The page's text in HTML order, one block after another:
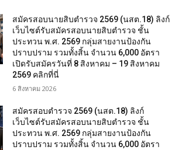
สมัครสอบนายสิบตำรวจ 2569 (นสต.18) ลิงก์
เว็บไซต์รับสมัครสอบนายสิบตำรวจ ชั้น
ประทวน พ.ศ. 2569 กลุ่มสายงานป้องกัน
ปราบปราม รวมทั้งสิ้น จำนวน 6,000 อัตรา
เปิดรับสมัครวันที่ 8 สิงหาคม – 19 สิงหาคม
2569 คลิกที่นี่
6 สิงหาคม 2026
สมัครสอบตํารวจ 2569 (นสต.18) ลิงก์
เว็บไซต์รับสมัครสอบนายสิบตำรวจ ชั้น
ประทวน พ.ศ. 2569 กลุ่มสายงานป้องกัน
ปราบปราม รวมทั้งสิ้น จำนวน 6,000 อัตรา